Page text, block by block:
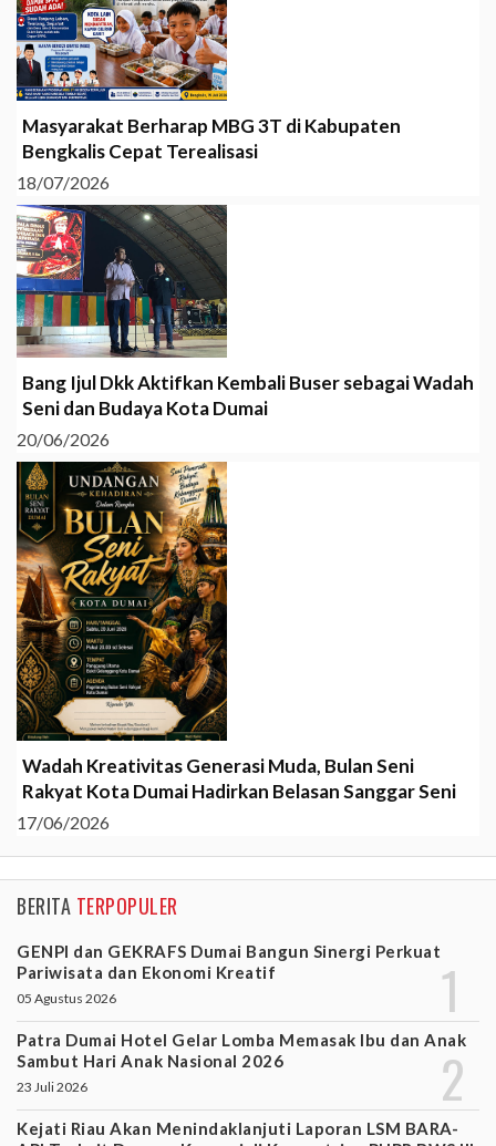
Masyarakat Berharap MBG 3T di Kabupaten
Bengkalis Cepat Terealisasi
18/07/2026
Bang Ijul Dkk Aktifkan Kembali Buser sebagai Wadah
Seni dan Budaya Kota Dumai
20/06/2026
Wadah Kreativitas Generasi Muda, Bulan Seni
Rakyat Kota Dumai Hadirkan Belasan Sanggar Seni
17/06/2026
BERITA TERPOPULER
GENPI dan GEKRAFS Dumai Bangun Sinergi Perkuat
Pariwisata dan Ekonomi Kreatif
05 Agustus 2026
Patra Dumai Hotel Gelar Lomba Memasak Ibu dan Anak
Sambut Hari Anak Nasional 2026
23 Juli 2026
Kejati Riau Akan Menindaklanjuti Laporan LSM BARA-